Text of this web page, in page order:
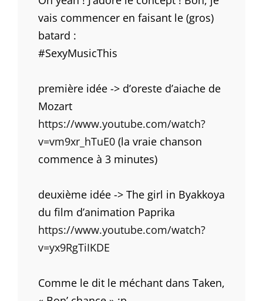
vais commencer en faisant le (gros)
batard :
#SexyMusicThis
première idée -> d’oreste d’aiache de
Mozart
https://www.youtube.com/watch?
v=vm9xr_hTuE0 (la vraie chanson
commence à 3 minutes)
deuxième idée -> The girl in Byakkoya
du film d’animation Paprika
https://www.youtube.com/watch?
v=yx9RgTiIKDE
Comme le dit le méchant dans Taken,